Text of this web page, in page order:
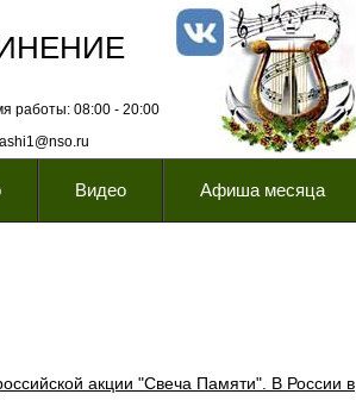
работы: 08:00 - 20:00
Видео Афиша месяца
акции "Свеча Памяти" . В России в